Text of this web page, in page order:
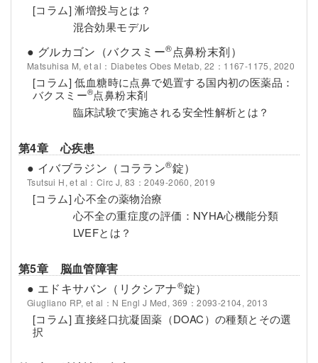
[コラム] 漸増投与とは？
混合効果モデル
● グルカゴン（バクスミー®点鼻粉末剤）
Matsuhisa M, et al：Diabetes Obes Metab, 22：1167-1175, 2020
[コラム] 低血糖時に点鼻で処置する国内初の医薬品：
バクスミー®点鼻粉末剤
臨床試験で実施される安全性解析とは？
第4章 心疾患
● イバブラジン（コララン®錠）
Tsutsui H, et al：Circ J, 83：2049-2060, 2019
[コラム] 心不全の薬物治療
心不全の重症度の評価：NYHA心機能分類
LVEFとは？
第5章 脳血管障害
● エドキサバン（リクシアナ®錠）
Giugliano RP, et al：N Engl J Med, 369：2093-2104, 2013
[コラム] 直接経口抗凝固薬（DOAC）の種類とその選
択